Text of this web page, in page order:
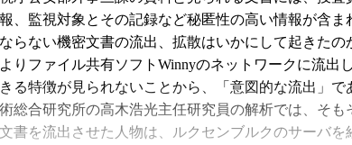
、監視対象とその記録など秘匿性の高い情報が含ま
らない機密文書の流出、拡散はいかにして起きたの
りファイル共有ソフトWinnyのネットワークに流出
る特徴が見られないことから、「意図的な流出」で
総合研究所の高木浩光主任研究員の解析では、そも
書を流出させた人物は、ルクセンブルクのサーバを